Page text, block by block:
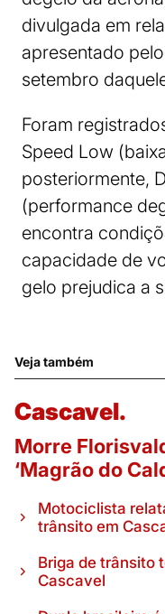
divulgada em
apresentado
setembro
Foram
Speed Low
posteriormente,
(performance
encontra
capacidade de
gelo prejudica a
Veja também
Cascavel.
Morre
‘Magrão do
Motociclista
trânsito em
Briga de trânsito
Cascavel